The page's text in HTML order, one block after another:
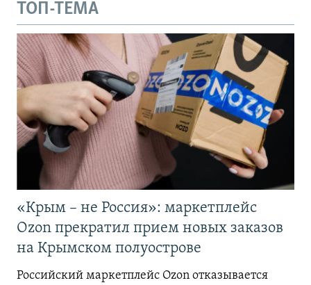
ТОП-ТЕМА
«Крым – не Россия»: маркетплейс
Ozon прекратил прием новых заказов
на Крымском полуострове
Российский маркетплейс Ozon отказывается